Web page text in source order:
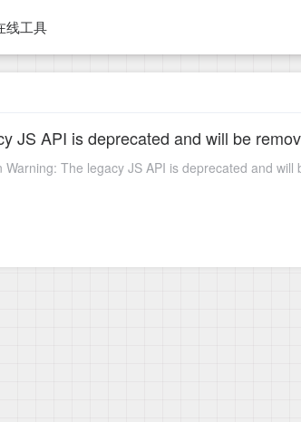
线工具
JS API is deprecated and will be
legacy JS API is deprecated and will be removed in Dart Sass